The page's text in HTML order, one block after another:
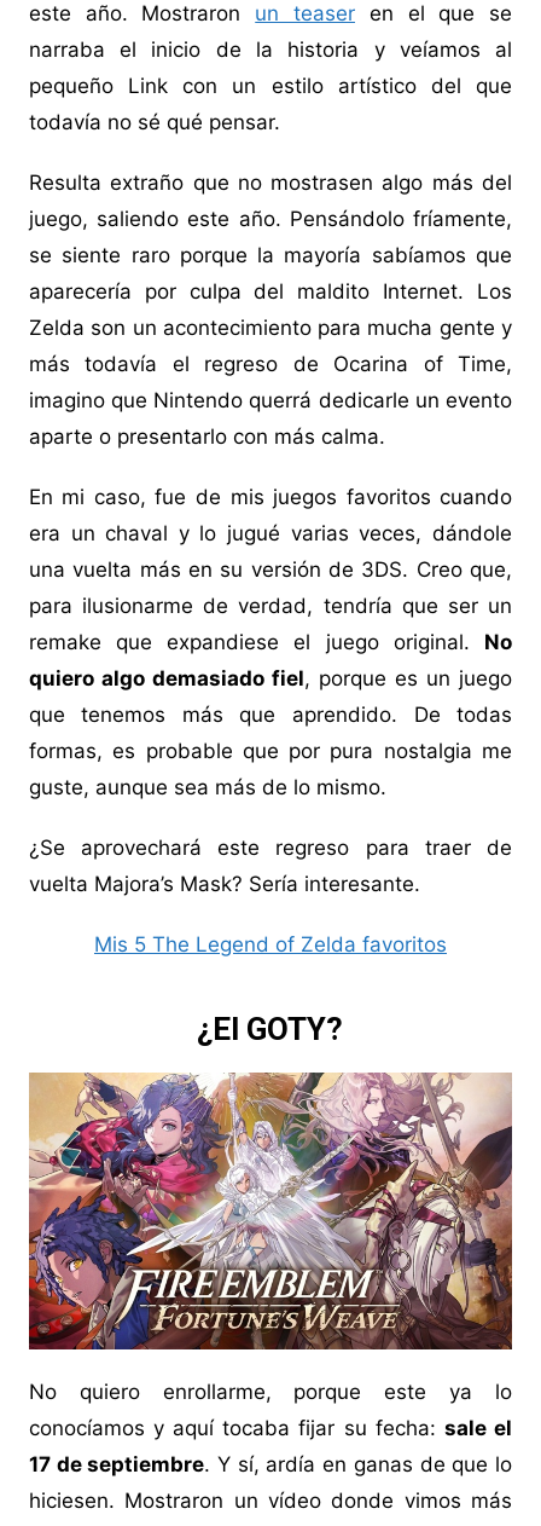
este año. Mostraron un teaser en el que se
narraba el inicio de la historia y veíamos al
pequeño Link con un estilo artístico del que
todavía no sé qué pensar.
Resulta extraño que no mostrasen algo más del
juego, saliendo este año. Pensándolo fríamente,
se siente raro porque la mayoría sabíamos que
aparecería por culpa del maldito Internet. Los
Zelda son un acontecimiento para mucha gente y
más todavía el regreso de Ocarina of Time,
imagino que Nintendo querrá dedicarle un evento
aparte o presentarlo con más calma.
En mi caso, fue de mis juegos favoritos cuando
era un chaval y lo jugué varias veces, dándole
una vuelta más en su versión de 3DS. Creo que,
para ilusionarme de verdad, tendría que ser un
remake que expandiese el juego original. No
quiero algo demasiado fiel, porque es un juego
que tenemos más que aprendido. De todas
formas, es probable que por pura nostalgia me
guste, aunque sea más de lo mismo.
¿Se aprovechará este regreso para traer de
vuelta Majora’s Mask? Sería interesante.
Mis 5 The Legend of Zelda favoritos
¿El GOTY?
No quiero enrollarme, porque este ya lo
conocíamos y aquí tocaba fijar su fecha: sale el
17 de septiembre. Y sí, ardía en ganas de que lo
hiciesen. Mostraron un vídeo donde vimos más